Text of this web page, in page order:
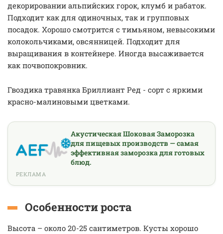
декорировании альпийских горок, клумб и рабаток.
Подходит как для одиночных, так и групповых
посадок. Хорошо смотрится с тимьяном, невысокими
колокольчиками, овсянницей. Подходит для
выращивания в контейнере. Иногда высаживается
как почвопокровник.
Гвоздика травянка Бриллиант Ред - сорт с яркими
красно-малиновыми цветками.
Акустическая Шоковая Заморозка
для пищевых производств — самая
эффективная заморозка для готовых
блюд.
РЕКЛАМА
Особенности роста
Высота – около 20-25 сантиметров. Кусты хорошо